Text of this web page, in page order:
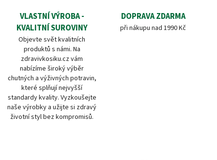
VLASTNÍ VÝROBA -
KVALITNÍ SUROVINY
Objevte svět kvalitních
produktů s námi. Na
zdravivkosiku.cz vám
nabízíme široký výběr
chutných a výživných potravin,
které splňují nejvyšší
standardy kvality. Vyzkoušejte
naše výrobky a užijte si zdravý
životní styl bez kompromisů.
DOPRAVA ZDARMA
při nákupu nad 1990 Kč